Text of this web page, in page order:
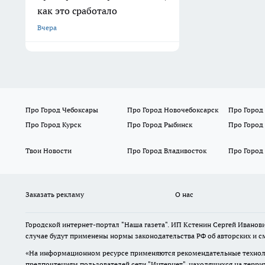
как это сработало
Вчера
Про Город Чебоксары Про Город Новочебоксарск
Про Город
Про Город Курск
Про Город Рыбинск Про
Твои Новости Про Город Владивосток Про Город
Заказать рекламу О нас
Городской интернет-портал "Наша газета". ИП Кстенин Сергей
случае будут применены нормы законодательства РФ об авторских и
«На информационном ресурсе применяются рекомендательные